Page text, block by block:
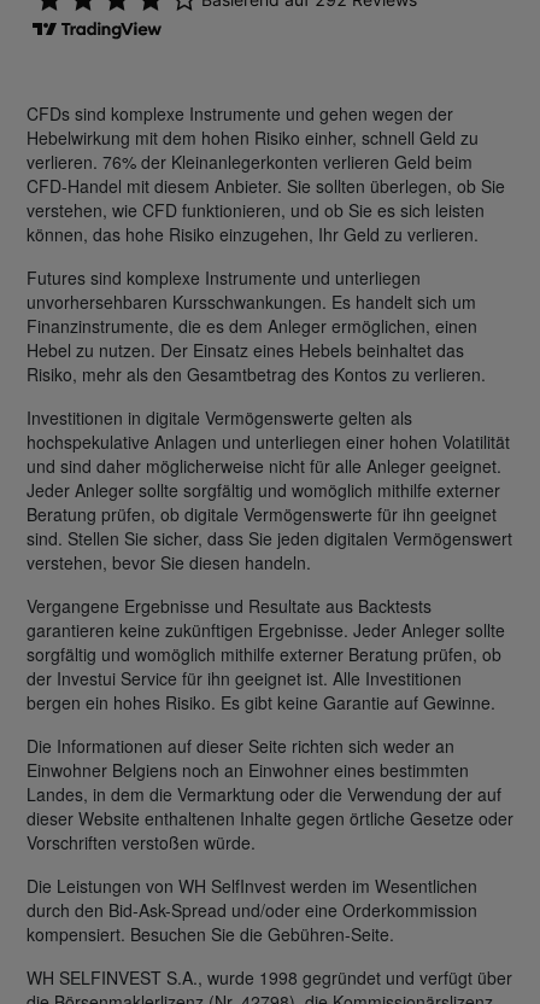
CFDs sind komplexe Instrumente und gehen wegen der
Hebelwirkung mit dem hohen Risiko einher, schnell Geld zu
verlieren. 76% der Kleinanlegerkonten verlieren Geld beim
CFD-Handel mit diesem Anbieter. Sie sollten überlegen, ob Sie
verstehen, wie CFD funktionieren, und ob Sie es sich leisten
können, das hohe Risiko einzugehen, Ihr Geld zu verlieren.
Futures sind komplexe Instrumente und unterliegen
unvorhersehbaren Kursschwankungen. Es handelt sich um
Finanzinstrumente, die es dem Anleger ermöglichen, einen
Hebel zu nutzen. Der Einsatz eines Hebels beinhaltet das
Risiko, mehr als den Gesamtbetrag des Kontos zu verlieren.
Investitionen in digitale Vermögenswerte gelten als
hochspekulative Anlagen und unterliegen einer hohen Volatilität
und sind daher möglicherweise nicht für alle Anleger geeignet.
Jeder Anleger sollte sorgfältig und womöglich mithilfe externer
Beratung prüfen, ob digitale Vermögenswerte für ihn geeignet
sind. Stellen Sie sicher, dass Sie jeden digitalen Vermögenswert
verstehen, bevor Sie diesen handeln.
Vergangene Ergebnisse und Resultate aus Backtests
garantieren keine zukünftigen Ergebnisse. Jeder Anleger sollte
sorgfältig und womöglich mithilfe externer Beratung prüfen, ob
der Investui Service für ihn geeignet ist. Alle Investitionen
bergen ein hohes Risiko. Es gibt keine Garantie auf Gewinne.
Die Informationen auf dieser Seite richten sich weder an
Einwohner Belgiens noch an Einwohner eines bestimmten
Landes, in dem die Vermarktung oder die Verwendung der auf
dieser Website enthaltenen Inhalte gegen örtliche Gesetze oder
Vorschriften verstoßen würde.
Die Leistungen von WH SelfInvest werden im Wesentlichen
durch den Bid-Ask-Spread und/oder eine Orderkommission
kompensiert. Besuchen Sie die Gebühren-Seite.
WH SELFINVEST S.A., wurde 1998 gegründet und verfügt über